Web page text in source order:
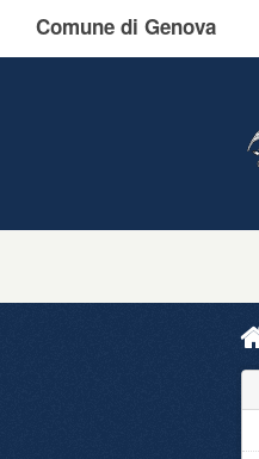
Comune di Genova